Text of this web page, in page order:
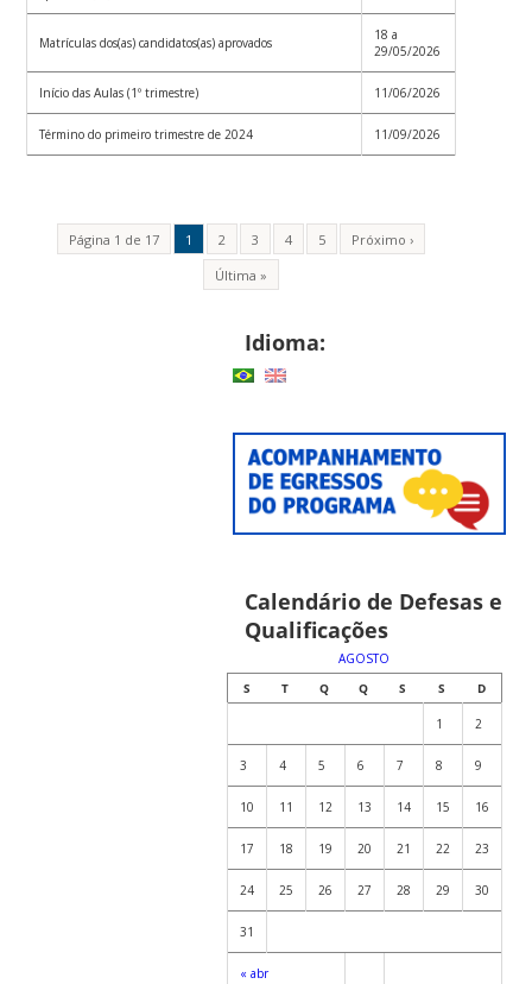
Matrículas dos(as) candidatos(as) aprovados
18 a
29/05/2026
Início das Aulas (1º trimestre) 11/06/2026
Término do primeiro trimestre de 2024 11/09/2026
Página 1 de 17 1 2 3 4 5
Próximo ›
Última »
Idioma:
Calendário de Defesas e
Qualificações
AGOSTO
S
T Q Q S S D
« abr
1 2
3 4 5 6 7 8 9
10 11 12 13 14 15 16
17 18 19 20 21 22 23
24 25 26 27 28 29 30
31